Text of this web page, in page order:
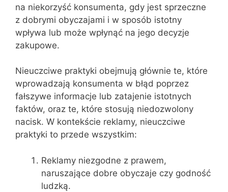
na niekorzyść konsumenta, gdy jest sprzeczne
z dobrymi obyczajami i w sposób istotny
wpływa lub może wpłynąć na jego decyzje
zakupowe.
Nieuczciwe praktyki obejmują głównie te, które
wprowadzają konsumenta w błąd poprzez
fałszywe informacje lub zatajenie istotnych
faktów, oraz te, które stosują niedozwolony
nacisk. W kontekście reklamy, nieuczciwe
praktyki to przede wszystkim:
Reklamy niezgodne z prawem,
naruszające dobre obyczaje czy godność
ludzką.